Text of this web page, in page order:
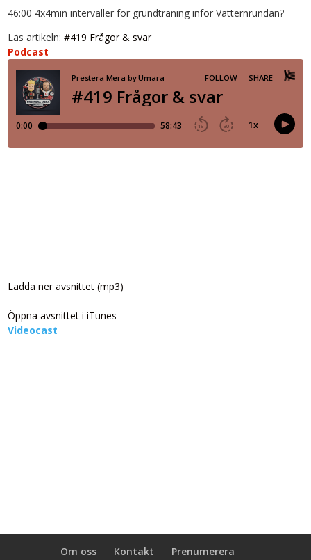
46:00 4x4min intervaller för grundträning inför Vätternrundan?
Läs artikeln:#419 Frågor & svar
Podcast
Ladda ner avsnittet (mp3)
Öppna avsnittet i iTunes
Videocast
Om oss Kontakt
Prenumerera